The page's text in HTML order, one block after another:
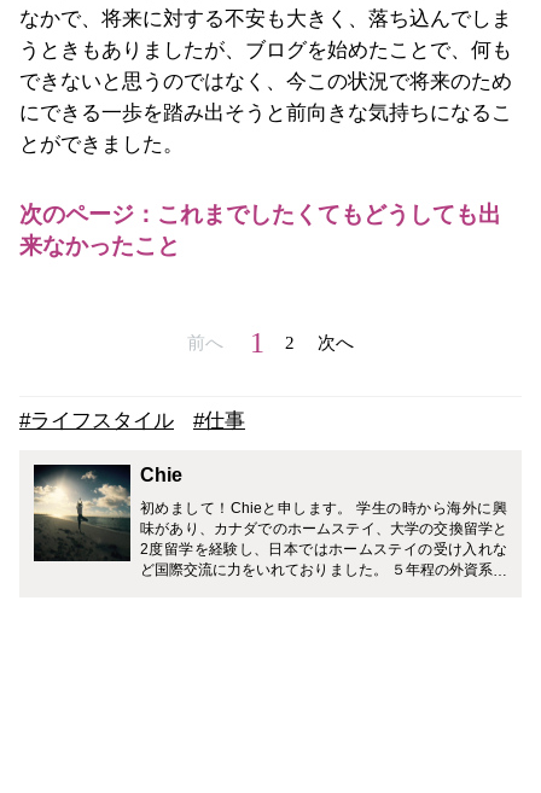
なかで、将来に対する不安も大きく、落ち込んでしま
うときもありましたが、ブログを始めたことで、何も
できないと思うのではなく、今この状況で将来のため
にできる一歩を踏み出そうと前向きな気持ちになるこ
とができました。
次のページ：これまでしたくてもどうしても出
来なかったこと
前へ 1 2 次へ
#ライフスタイル #仕事
Chie
初めまして！Chieと申します。 学生の時から海外に興
味があり、カナダでのホームステイ、大学の交換留学と
2度留学を経験し、日本ではホームステイの受け入れな
ど国際交流に力をいれておりました。 ５年程の外資系の